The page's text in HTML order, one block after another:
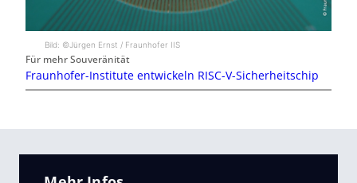
Bild: ©Jürgen Ernst / Fraunhofer IIS
Für mehr Souveränität
Fraunhofer-Institute entwickeln RISC-V-Sicherheitschip